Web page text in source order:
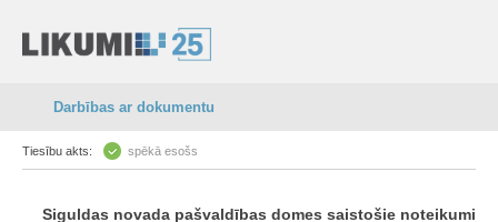
Darbības ar dokumentu
Tiesību akts: spēkā esošs
Siguldas novada pašvaldības domes saistošie noteikumi